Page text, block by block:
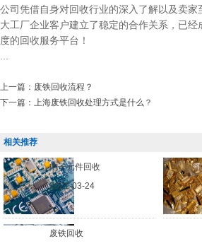
公司凭借自身对回收行业的深入了解以及卖家
大工厂企业客户建立了稳定的合作关系，已经
度的回收服务平台！
上一篇： 废铁回收流程？
下一篇： 上海废铁回收处理方式是什么？
相关推荐
电子元件回收
2021-03-24
废铁回收